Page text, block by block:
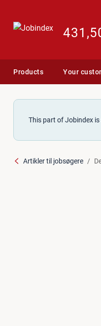
Products Your
This part of Jobindex
Artikler til jobsøgere